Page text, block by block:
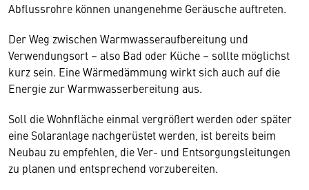
Abflussrohre können unangenehme Geräusche auftreten.
Der Weg zwischen Warmwasseraufbereitung und
Verwendungsort – also Bad oder Küche – sollte möglichst
kurz sein. Eine Wärmedämmung wirkt sich auch auf die
Energie zur Warmwasserbereitung aus.
Soll die Wohnfläche einmal vergrößert werden oder später
eine Solaranlage nachgerüstet werden, ist bereits beim
Neubau zu empfehlen, die Ver- und Entsorgungsleitungen
zu planen und entsprechend vorzubereiten.